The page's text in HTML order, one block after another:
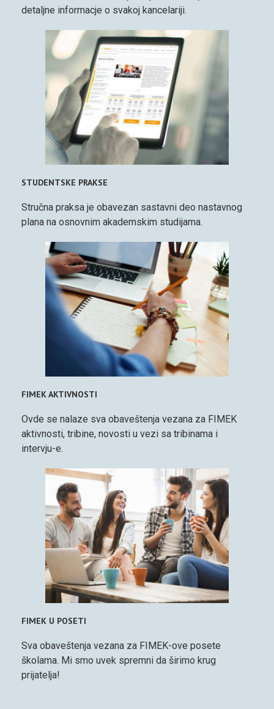
detaljne informacje o svakoj kancelariji.
STUDENTSKE PRAKSE
Stručna praksa je obavezan sastavni deo nastavnog
plana na osnovnim akademskim studijama.
FIMEK AKTIVNOSTI
Ovde se nalaze sva obaveštenja vezana za FIMEK
aktivnosti, tribine, novosti u vezi sa tribinama i
intervju-e.
FIMEK U POSETI
Sva obaveštenja vezana za FIMEK-ove posete
školama. Mi smo uvek spremni da širimo krug
prijatelja!